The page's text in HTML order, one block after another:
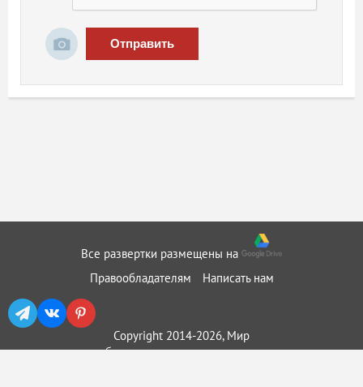
Отправить
Все развертки размещены на
Правообладателям
Написать нам
Copyright 2014-2026, Мир
бумажного моделирования ::